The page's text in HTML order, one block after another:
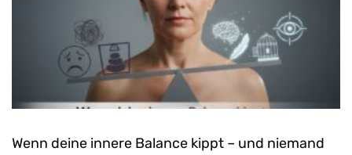
Wenn deine innere Balance kippt – und niemand